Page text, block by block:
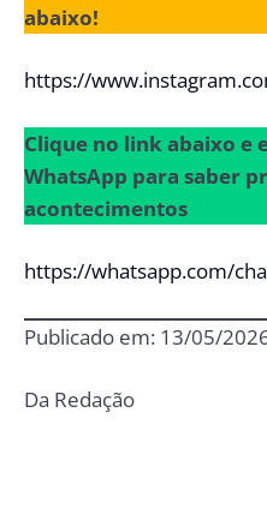
abaixo!
https://
Clique no link abaixo e
WhatsApp para saber
acontecimentos
https://whatsapp.com/
Publicado em: 13/05/
Da Redação